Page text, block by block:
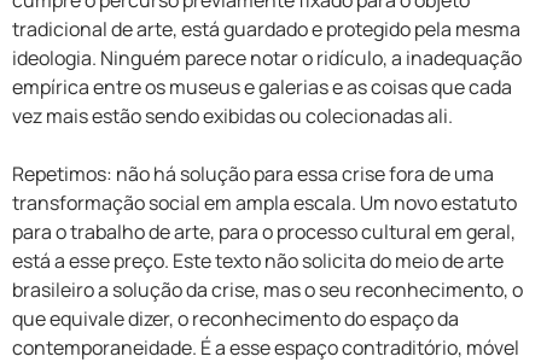
tradicional de arte, está guardado e protegido pela mesma
ideologia. Ninguém parece notar o ridículo, a inadequação
empírica entre os museus e galerias e as coisas que cada
vez mais estão sendo exibidas ou colecionadas ali.
Repetimos: não há solução para essa crise fora de uma
transformação social em ampla escala. Um novo estatuto
para o trabalho de arte, para o processo cultural em geral,
está a esse preço. Este texto não solicita do meio de arte
brasileiro a solução da crise, mas o seu reconhecimento, o
que equivale dizer, o reconhecimento do espaço da
contemporaneidade. É a esse espaço contraditório, móvel